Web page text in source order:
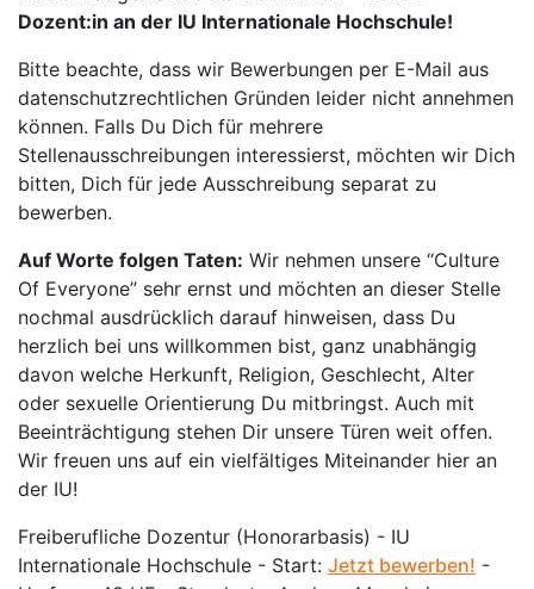
Dozent:in an der IU Internationale Hochschule!
Bitte beachte, dass wir Bewerbungen per E-Mail aus
datenschutzrechtlichen Gründen leider nicht annehmen
können. Falls Du Dich für mehrere
Stellenausschreibungen interessierst, möchten wir Dich
bitten, Dich für jede Ausschreibung separat zu
bewerben.
Auf Worte folgen Taten: Wir nehmen unsere “Culture
Of Everyone” sehr ernst und möchten an dieser Stelle
nochmal ausdrücklich darauf hinweisen, dass Du
herzlich bei uns willkommen bist, ganz unabhängig
davon welche Herkunft, Religion, Geschlecht, Alter
oder sexuelle Orientierung Du mitbringst. Auch mit
Beeinträchtigung stehen Dir unsere Türen weit offen.
Wir freuen uns auf ein vielfältiges Miteinander hier an
der IU!
Freiberufliche Dozentur (Honorarbasis) - IU
Internationale Hochschule - Start: Jetzt bewerben! -